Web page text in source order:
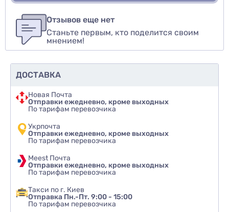
авторизуйтесь иливойдите
Оценить товар
Отзывов еще нет
Станьте первым, кто поделится своим
мнением!
ДОСТАВКА
Новая Почта
Отправки ежедневно, кроме выходных
По тарифам перевозчика
Укрпочта
Отправки ежедневно, кроме выходных
По тарифам перевозчика
Meest Почта
Отправки ежедневно, кроме выходных
По тарифам перевозчика
Такси по г. Киев
Отправка Пн.-Пт. 9:00 - 15:00
По тарифам перевозчика